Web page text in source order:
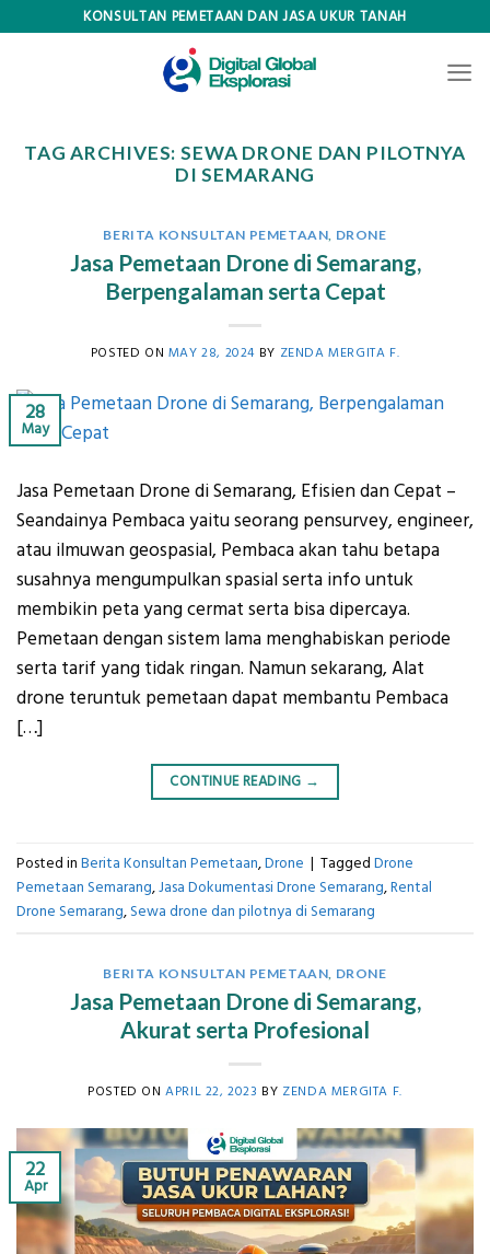
KONSULTAN PEMETAAN DAN JASA UKUR TANAH
TAG ARCHIVES:SEWA DRONE DAN PILOTNYA
DI SEMARANG
BERITA KONSULTAN PEMETAAN DRONE
Jasa Pemetaan Drone di Semarang,
Berpengalaman serta Cepat
POSTED ON MAY 28, 2024 BY ZENDA MERGITA F.
28
May
Jasa Pemetaan Drone di Semarang, Efisien dan Cepat –
Seandainya Pembaca yaitu seorang pensurvey, engineer,
atau ilmuwan geospasial, Pembaca akan tahu betapa
susahnya mengumpulkan spasial serta info untuk
membikin peta yang cermat serta bisa dipercaya.
Pemetaan dengan sistem lama menghabiskan periode
serta tarif yang tidak ringan. Namun sekarang, Alat
drone teruntuk pemetaan dapat membantu Pembaca
[…]
CONTINUE READING →
Posted in Berita Konsultan Pemetaan,Drone | Tagged Drone
Pemetaan Semarang,Jasa Dokumentasi Drone Semarang,Rental
Drone Semarang,Sewa drone dan pilotnya di Semarang
BERITA KONSULTAN PEMETAAN DRONE
Jasa Pemetaan Drone di Semarang,
Akurat serta Profesional
POSTED ONAPRIL 22, 2023 BY ZENDA MERGITA F.
22
Apr